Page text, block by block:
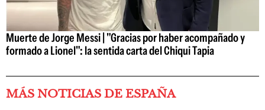
Muerte de Jorge Messi | "Gracias por haber acompañado y
formado a Lionel": la sentida carta del Chiqui Tapia
MÁS NOTICIAS DE ESPAÑA